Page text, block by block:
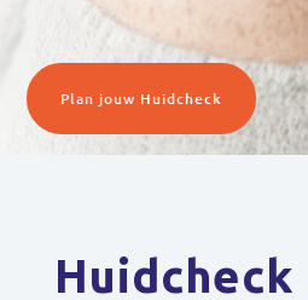
Plan jouw Huidcheck
Huidcheck